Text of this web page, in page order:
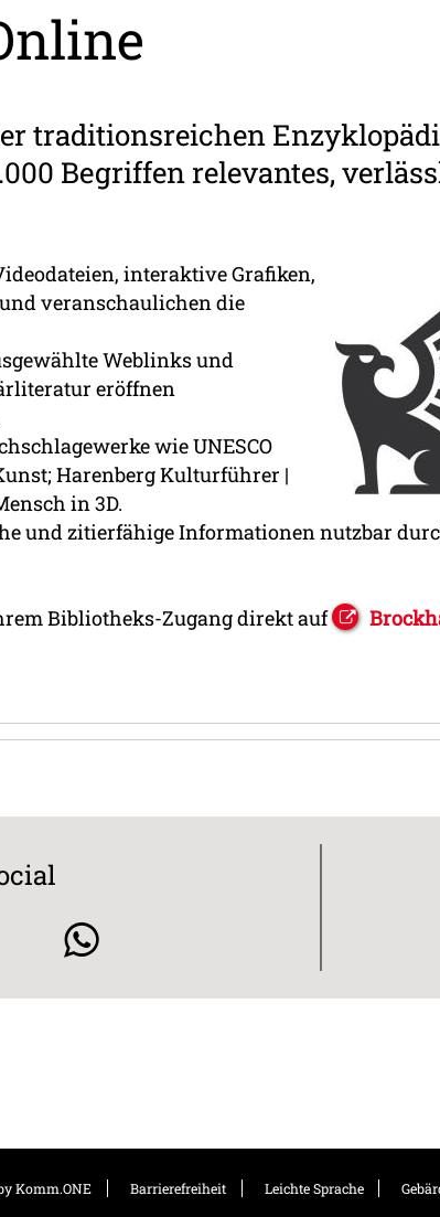
traditionsreichen
Begriffen relevantes,
interaktive Grafiken,
veranschaulichen die
Weblinks und
eröffnen
wie UNESCO
Harenberg Kulturführer |
in 3D.
und zitierfähige Informationen nutzbar
Bibliotheks-Zugang direkt auf
Komm.ONE Barrierefreiheit Leichte Sprache